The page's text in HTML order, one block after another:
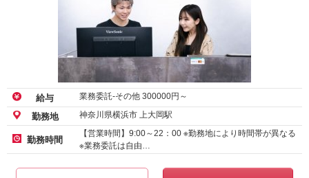
給与 業務委託-その他 300000円～
勤務地 神奈川県横浜市 上大岡駅
勤務時間
【営業時間】9:00～22：00 ※勤務地により時間帯が異なる
※業務委託は自由…